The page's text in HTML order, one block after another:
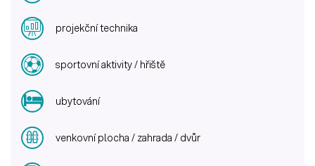
projekční technika
sportovní aktivity / hřiště
ubytování
venkovní plocha / zahrada / dvůr